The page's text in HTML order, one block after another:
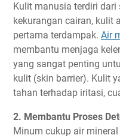
Kulit manusia terdiri dari
kekurangan cairan, kulit
pertama terdampak. Air
membantu menjaga
yang sangat penting
kulit (skin barrier). Kulit
tahan terhadap iritasi,
2. Membantu Proses
Minum cukup air